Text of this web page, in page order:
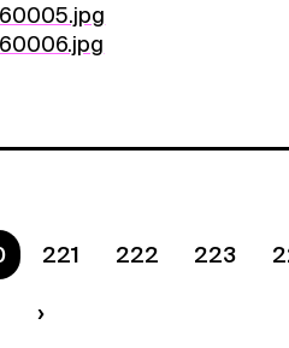
are on page
221 222 223